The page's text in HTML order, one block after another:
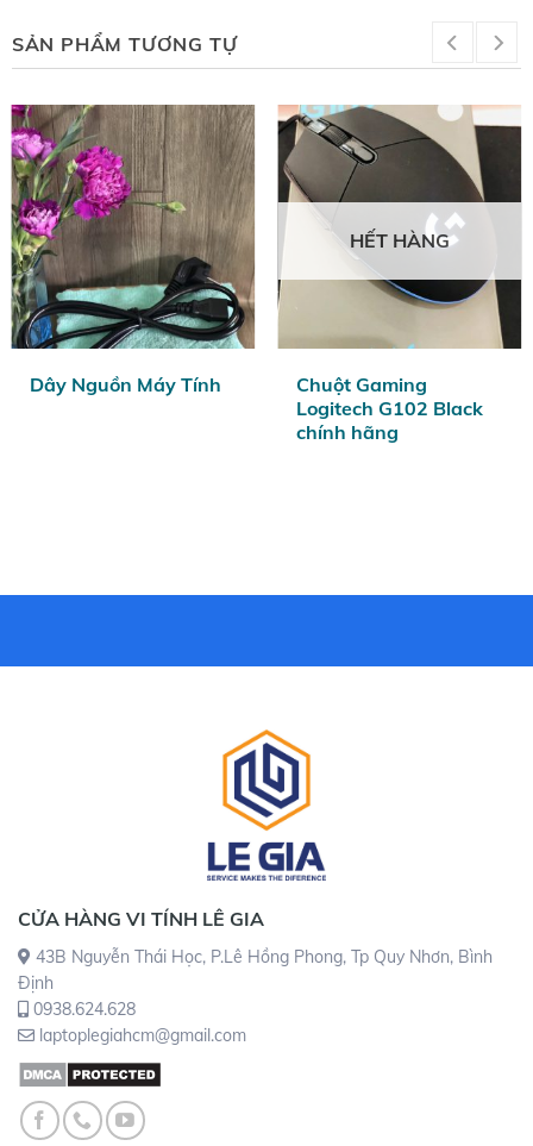
SẢN PHẨM TƯƠNG TỰ
Dây Nguồn Máy Tính
HẾT HÀNG
Chuột Gaming
Logitech G102 Black
chính hãng
CỬA HÀNG VI TÍNH LÊ GIA
43B Nguyễn Thái Học, P.Lê Hồng Phong, Tp Quy Nhơn, Bình
Định
0938.624.628
laptoplegiahcm@gmail.com